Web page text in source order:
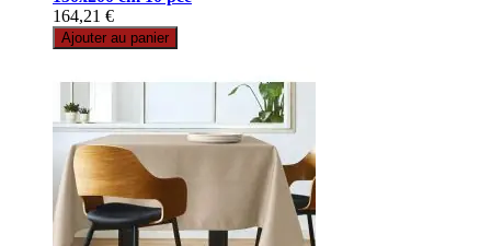
164,21 €
Ajouter au panier